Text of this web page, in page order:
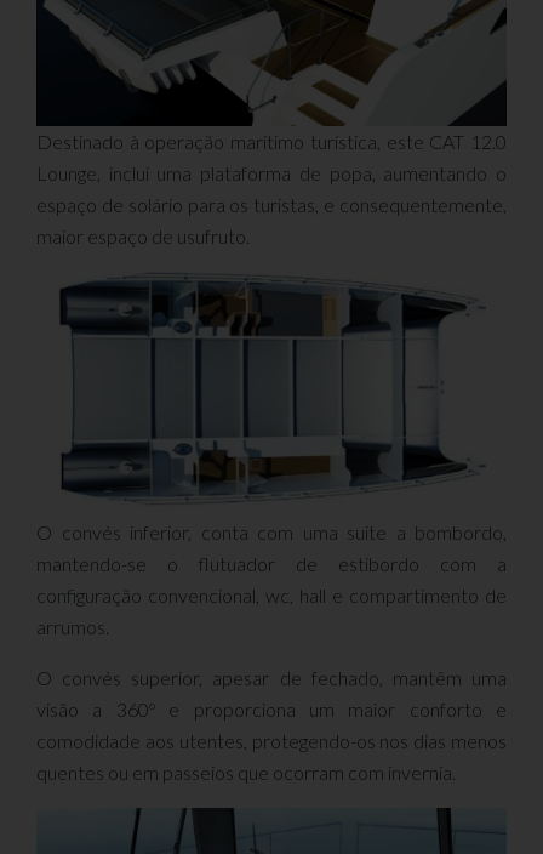
Destinado à operação marítimo turística, este CAT 12.0
Lounge, inclui uma plataforma de popa, aumentando o
espaço de solário para os turistas, e consequentemente,
maior espaço de usufruto.
O convés inferior, conta com uma suite a bombordo,
mantendo-se o flutuador de estibordo com a
configuração convencional, wc, hall e compartimento de
arrumos.
O convés superior, apesar de fechado, mantêm uma
visão a 360º e proporciona um maior conforto e
comodidade aos utentes, protegendo-os nos dias menos
quentes ou em passeios que ocorram com invernia.